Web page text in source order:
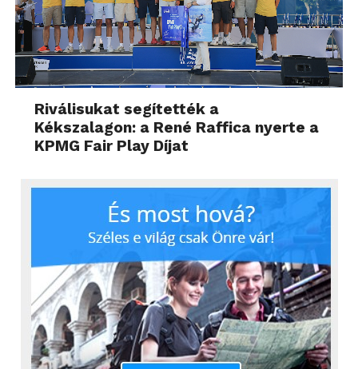
Riválisukat segítették a
Kékszalagon: a René Raffica nyerte a
KPMG Fair Play Díjat